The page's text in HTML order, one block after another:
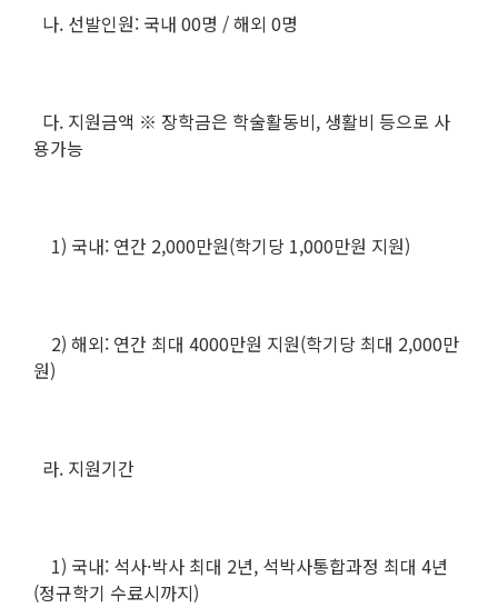
나. 선발인원: 국내 00명 / 해외 0명
다. 지원금액 ※ 장학금은 학술활동비, 생활비 등으로 사
용가능
1) 국내: 연간 2,000만원(학기당 1,000만원 지원)
2) 해외: 연간 최대 4000만원 지원(학기당 최대 2,000만
원)
라. 지원기간
1) 국내: 석사·박사 최대 2년, 석박사통합과정 최대 4년
(정규학기 수료시까지)